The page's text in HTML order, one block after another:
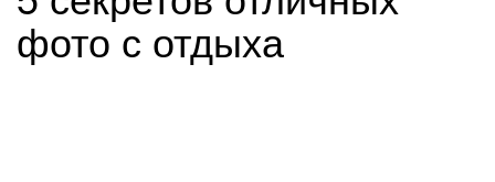
фото с отдыха